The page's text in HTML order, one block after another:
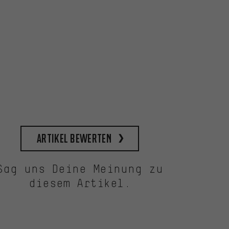
Artikel bewerten
uns Deine Meinung zu
diesem Artikel.